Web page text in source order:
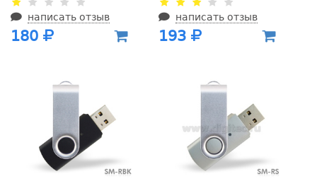
написать отзыв
180
написать отзыв
193